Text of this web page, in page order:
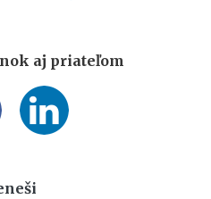
aj priateľom